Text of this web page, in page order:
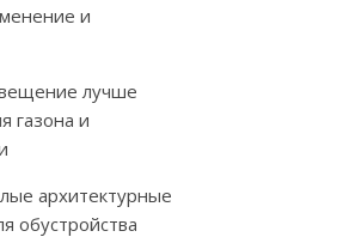
и
лучше
газона и
архитектурные
обустройства